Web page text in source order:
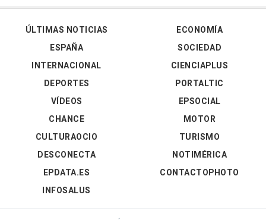
ÚLTIMAS NOTICIAS
ESPAÑA
INTERNACIONAL
DEPORTES
VÍDEOS
ECONOMÍA
SOCIEDAD
CIENCIAPLUS
PORTALTIC
EPSOCIAL
CHANCE
CULTURAOCIO
DESCONECTA
EPDATA.ES
INFOSALUS
MOTOR
TURISMO
NOTIMÉRICA
CONTACTOPHOTO